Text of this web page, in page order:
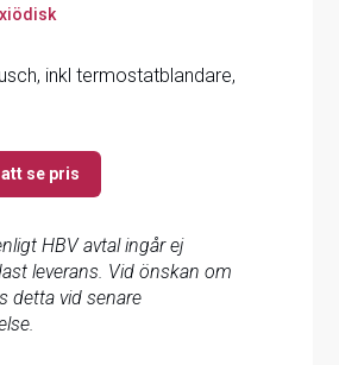
inkl termostatblandare,
se pris
HBV avtal ingår ej
leverans. Vid önskan om
detta vid senare